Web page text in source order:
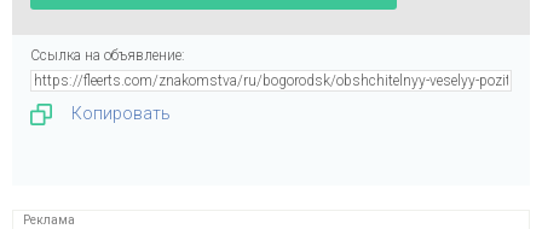
Ссылка на объявление:
Копировать